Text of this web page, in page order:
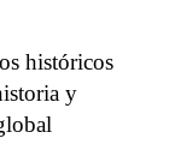
históricos
y